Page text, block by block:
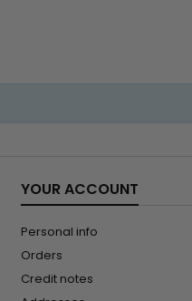
YOUR ACCOUNT
Personal info
Orders
Credit notes